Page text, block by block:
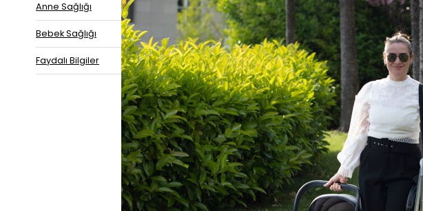
Anne Sağlığı
Bebek Sağlığı
Faydalı Bilgiler